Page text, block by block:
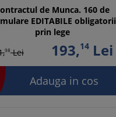
de Munca. 160 de
EDITABILE obligatorii
prin lege
98Lei 193,14Lei
Adauga in cos